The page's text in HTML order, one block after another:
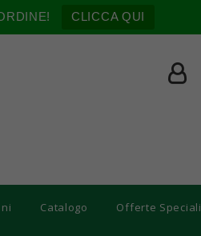
CLICCA QUI
Catalogo Offerte Speciali